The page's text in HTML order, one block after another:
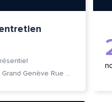
Cité des Métiers du Grand Genève Rue Prévost-Martin 6 1205 Genève